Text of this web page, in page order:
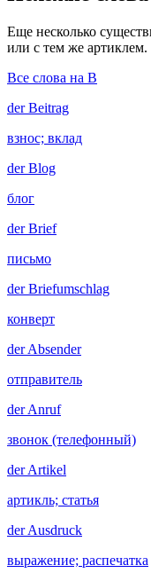
Еще несколько
или с тем же артиклем.
Все слова на B
derBeitrag
взнос; вклад
derBlog
блог
derBrief
письмо
derBriefumschlag
конверт
derAbsender
отправитель
derAnruf
звонок (телефонный)
derArtikel
артикль; статья
derAusdruck
выражение; распечатка